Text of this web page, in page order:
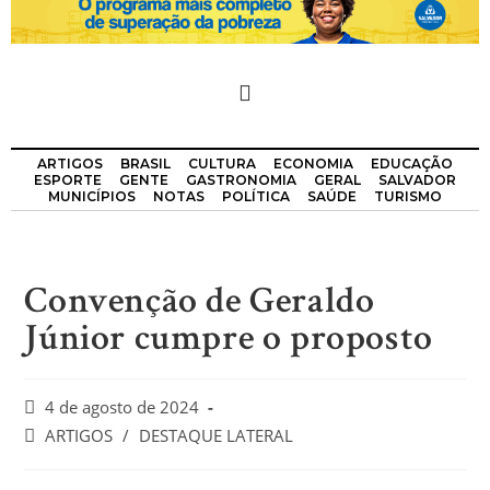
ARTIGOS BRASIL CULTURA ECONOMIA
EDUCAÇÃO
ESPORTE
GENTE GASTRONOMIA GERAL
SALVADOR
MUNICÍPIOS
NOTAS POLÍTICA SAÚDE TURISMO
Convenção de Geraldo
Júnior cumpre o proposto
4 de agosto de 2024
ARTIGOS / DESTAQUE LATERAL